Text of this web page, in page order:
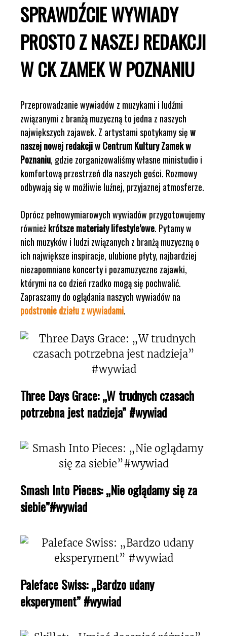
SPRAWDŹCIE WYWIADY
PROSTO Z NASZEJ REDAKCJI
W CK ZAMEK W POZNANIU
Przeprowadzanie wywiadów z muzykami i ludźmi
związanymi z branżą muzyczną to jedna z naszych
największych zajawek. Z artystami spotykamy sięw
naszej nowej redakcji w Centrum Kultury Zamek w
Poznaniu, gdzie zorganizowaliśmy własne ministudio i
komfortową przestrzeń dla naszych gości. Rozmowy
odbywają się w możliwie luźnej, przyjaznej atmosferze.
Oprócz pełnowymiarowych wywiadów przygotowujemy
równieżkrótsze materiały lifestyle’owe. Pytamy w
nich muzyków i ludzi związanych z branżą muzyczną o
ich największe inspiracje, ulubione płyty, najbardziej
niezapomniane koncerty i pozamuzyczne zajawki,
którymi na co dzień rzadko mogą się pochwalić.
Zapraszamy do oglądania naszych wywiadów na
podstronie działu z wywiadami.
Three Days Grace: „W trudnych czasach
potrzebna jest nadzieja” #wywiad
Smash Into Pieces: „Nie oglądamy się za
siebie”#wywiad
Paleface Swiss: „Bardzo udany
eksperyment” #wywiad